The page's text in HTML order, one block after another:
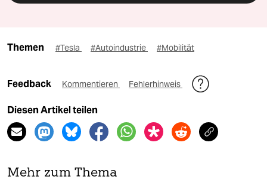
Themen #Tesla #Autoindustrie #Mobilität
Feedback Kommentieren Fehlerhinweis
Diesen Artikel teilen
Mehr zum Thema